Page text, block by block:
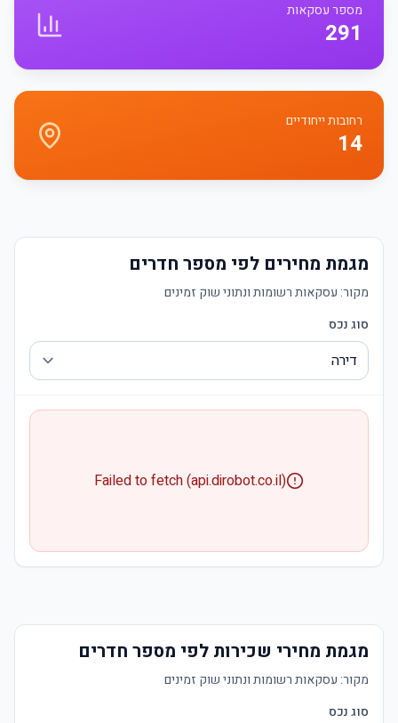
מספר עסקאות
291
רחובות ייחודיים
14
מגמת מחירים לפי מספר חדרים
מקור: עסקאות רשומות ונתוני שוק זמינים
סוג נכס
Failed to fetch (api.dirobot.co.il)
מגמת מחירי שכירות לפי מספר חדרים
מקור: עסקאות רשומות ונתוני שוק זמינים
סוג נכס